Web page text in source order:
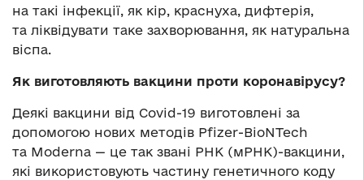
на такі інфекції, як кір, краснуха, дифтерія,
та ліквідувати таке захворювання, як натуральна
віспа.
Як виготовляють вакцини проти коронавірусу?
Деякі вакцини від Covid-19 виготовлені за
допомогою нових методів Pfizer-BioNTech
та Moderna — це так звані РНК (мРНК)-вакцини,
які використовують частину генетичного коду